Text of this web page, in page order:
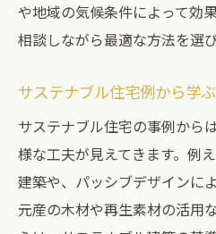
や地域の気候条件によって効
相談しながら最適な方法を選
サステナブル住宅例から学
サステナブル住宅の事例から
様な工夫が見えてきます。例
建築や、パッシブデザインに
元産の木材や再生素材の活用